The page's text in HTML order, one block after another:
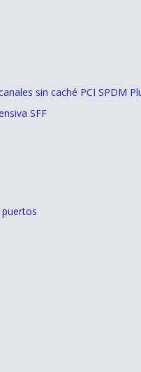
sin caché PCI SPDM
SFF